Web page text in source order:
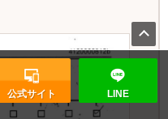
公式サイト LINE